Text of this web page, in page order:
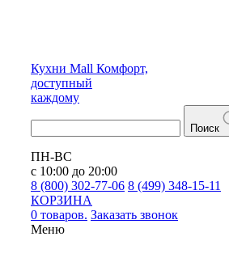
Кухни Mall Комфорт,
доступный
каждому
Поиск
ПН-ВС
с 10:00 до 20:00
8 (800) 302-77-06 8 (499) 348-15-11
КОРЗИНА
0 товаров. Заказать звонок
Меню